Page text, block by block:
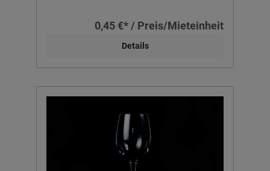
0,45 €* / Preis/Mieteinheit
Details